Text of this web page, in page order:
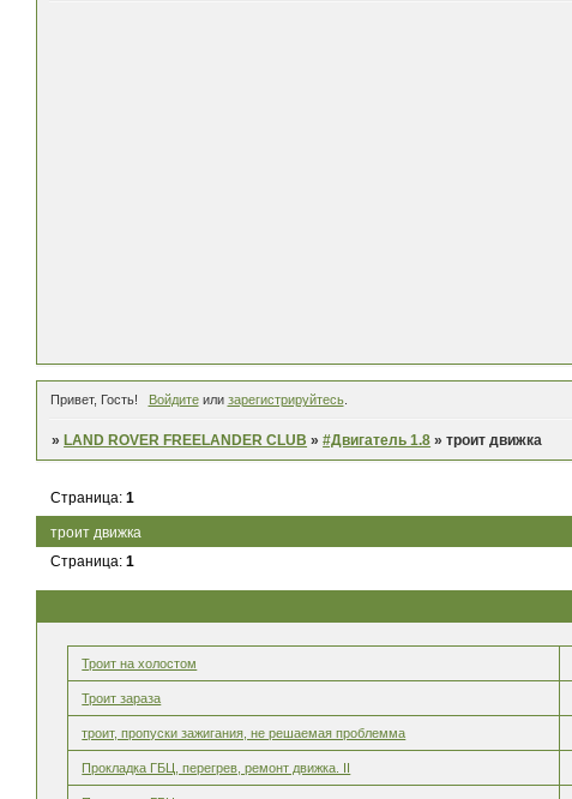
Привет, Гость! Войдитеили зарегистрируйтесь.
»LAND ROVER FREELANDER CLUB »#Двигатель 1.8 »троит движка
троит движка
Страница:1
Страница:1
Троит на холостом
Троит зараза
троит, пропуски зажигания, не решаемая проблемма
Прокладка ГБЦ, перегрев, ремонт движка. II